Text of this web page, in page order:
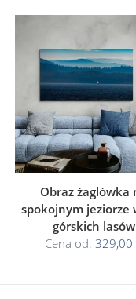
Obraz żaglówka
spokojnym jeziorze
górskich lasów
Cena od: 329,00